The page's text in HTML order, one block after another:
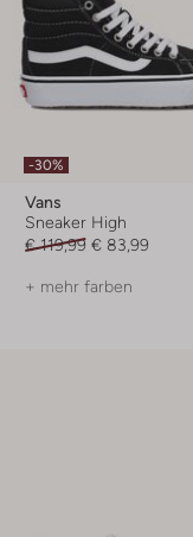
-30%
Vans
Sneaker High
€ 119,99 € 83,99
+ mehr farben